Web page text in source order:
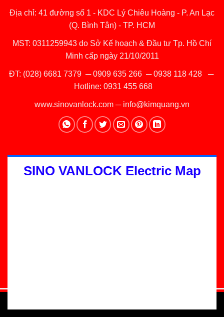
Địa chỉ: 41 đường số 1 - KDC Lý Chiêu Hoàng - P. An Lạc
(Q. Bình Tân) - TP. HCM
MST: 0311259943 do Sở Kế hoạch & Đầu tư Tp. Hồ Chí
Minh cấp ngày 21/10/2011
ĐT: (028) 6681 7379 ─0909 635 266─0938 118 428─
Hotline: 0931 455 668
www.sinovanlock.com ─ info@kimquang.vn
SINO VANLOCK Electric Map